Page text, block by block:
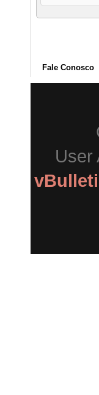
Fale Conosco
User